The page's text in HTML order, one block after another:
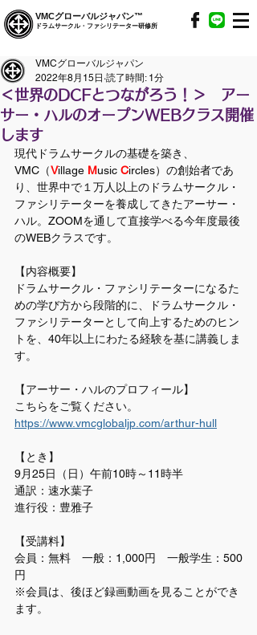
VMCグローバルジャパン™
ドラムサークル・ファシリテーター研修所
＜世界のDCFとつながろう！＞ アー
サー・ハルのオープンWEBクラス開催
します
VMCグローバルジャパン
2022年8月15日 読了時間: 1分
現代ドラムサークルの基礎を築き、
VMC（Village Music Circles）の創始者であ
り、世界中で１万人以上のドラムサークル・
ファシリテーターを養成してきたアーサー・
ハル。ZOOMを通して直接学べる今年度最後
のWEBクラスです。
【内容概要】
ドラムサークル・ファシリテーターになるた
めの学び方から段階的に、ドラムサークル・
ファシリテーターとして向上するためのヒン
トを、40年以上にわたる経験を基に講義しま
す。
【アーサー・ハルのプロフィール】
こちらをご覧ください。
https://www.vmcglobaljp.com/arthur-hull
【とき】
9月25日（日）午前10時～11時半
通訳：速水葉子
進行役：豊雅子
【受講料】
会員：無料　一般：1,000円　一般学生：500
円
※会員は、後ほど録画動画を見ることができ
ます。